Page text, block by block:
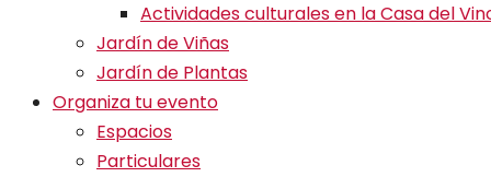
Actividades culturales en la Casa del
Jardín de Viñas
Jardín de Plantas
Organiza tu evento
Espacios
Particulares